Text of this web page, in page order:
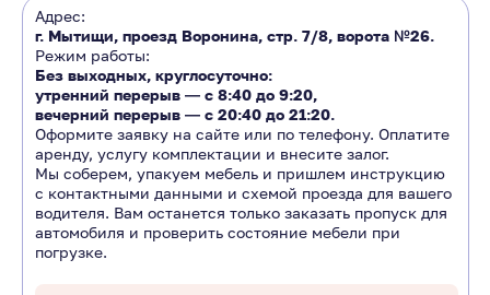
Адрес:
г. Мытищи, проезд Воронина, стр. 7/8, ворота №26.
Режим работы:
Без выходных, круглосуточно:
утренний перерыв ― с 8:40 до 9:20,
вечерний перерыв ― с 20:40 до 21:20.
Оформите заявку на сайте или по телефону. Оплатите
аренду, услугу комплектации и внесите залог.
Мы соберем, упакуем мебель и пришлем инструкцию
с контактными данными и схемой проезда для вашего
водителя. Вам останется только заказать пропуск для
автомобиля и проверить состояние мебели при
погрузке.